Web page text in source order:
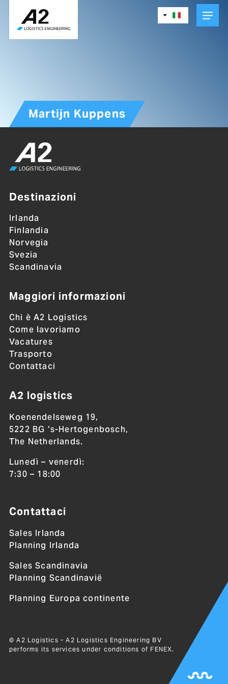
main
content
Martijn Kuppens
Destinazioni
Irlanda
Finlandia
Norvegia
Svezia
Scandinavia
Maggiori informazioni
Chi è A2 Logistics
Come lavoriamo
Vacatures
Trasporto
Contattaci
A2 logistics
Koenendelseweg 19,
5222 BG ’s-Hertogenbosch,
The Netherlands.
Lunedì – venerdì:
7:30 – 18:00
Contattaci
Sales Irlanda
Planning Irlanda
Sales Scandinavia
Planning Scandinavië
Planning Europa continente
© A2 Logistics - A2 Logistics Engineering BV
performs its services under conditions of FENEX.